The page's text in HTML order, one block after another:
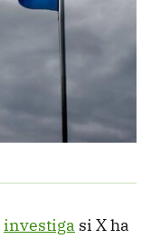
investiga si X ha